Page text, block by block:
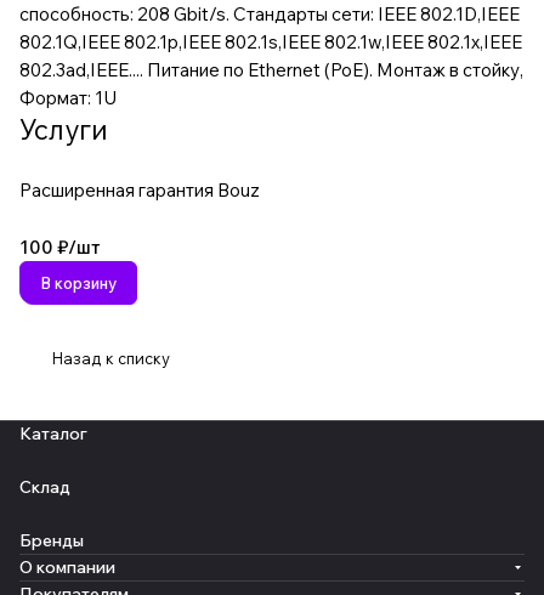
способность: 208 Gbit/s. Стандарты сети: IEEE 802.1D,IEEE
802.1Q,IEEE 802.1p,IEEE 802.1s,IEEE 802.1w,IEEE 802.1x,IEEE
802.3ad,IEEE.... Питание по Ethernet (PoE). Монтаж в стойку,
Формат: 1U
Услуги
Расширенная гарантия Bouz
100 ₽/шт
В корзину
Назад к списку
Каталог
Склад
Бренды
О компании